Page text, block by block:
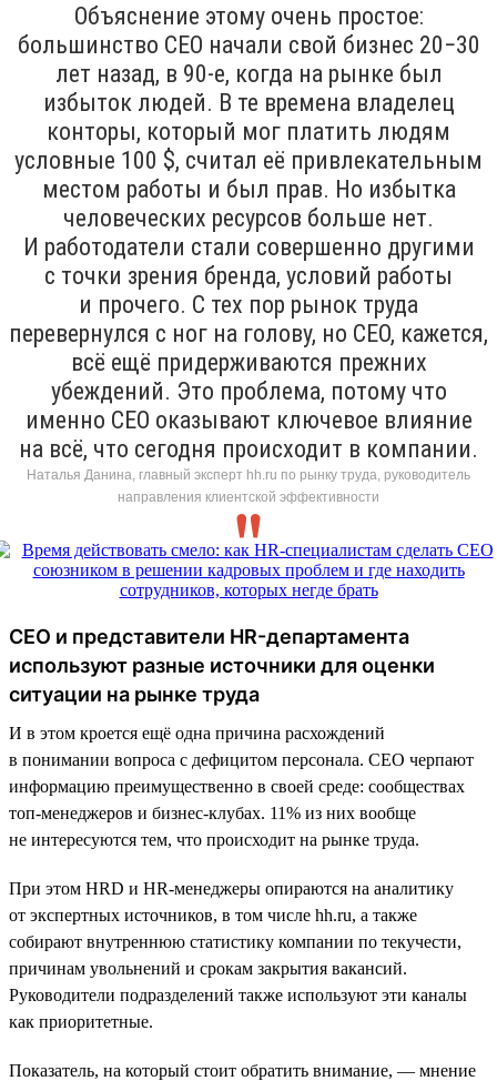
Объяснение этому очень простое:
большинство CEO начали свой бизнес 20−30
лет назад, в 90-е, когда на рынке был
избыток людей. В те времена владелец
конторы, который мог платить людям
условные 100 $, считал её привлекательным
местом работы и был прав. Но избытка
человеческих ресурсов больше нет.
И работодатели стали совершенно другими
с точки зрения бренда, условий работы
и прочего. С тех пор рынок труда
перевернулся с ног на голову, но CEO, кажется,
всё ещё придерживаются прежних
убеждений. Это проблема, потому что
именно CEO оказывают ключевое влияние
на всё, что сегодня происходит в компании.
Наталья Данина, главный эксперт hh.ru по рынку труда, руководитель
направления клиентской эффективности
CEO и представители HR-департамента
используют разные источники для оценки
ситуации на рынке труда
И в этом кроется ещё одна причина расхождений
в понимании вопроса с дефицитом персонала. CEO черпают
информацию преимущественно в своей среде: сообществах
топ-менеджеров и бизнес-клубах. 11% из них вообще
не интересуются тем, что происходит на рынке труда.
При этом HRD и HR-менеджеры опираются на аналитику
от экспертных источников, в том числе hh.ru, а также
собирают внутреннюю статистику компании по текучести,
причинам увольнений и срокам закрытия вакансий.
Руководители подразделений также используют эти каналы
как приоритетные.
Показатель, на который стоит обратить внимание, — мнение